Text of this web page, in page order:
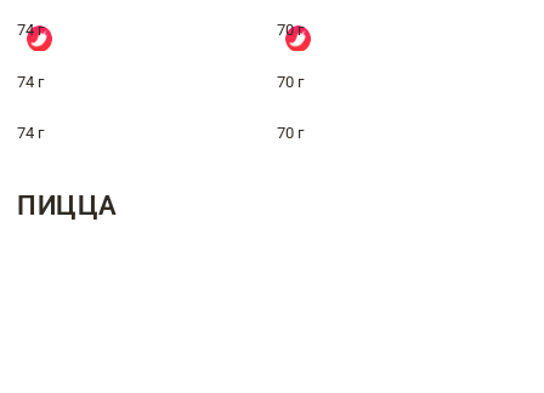
74 г 70 г
74 г 70 г
74 г 70 г
ПИЦЦА